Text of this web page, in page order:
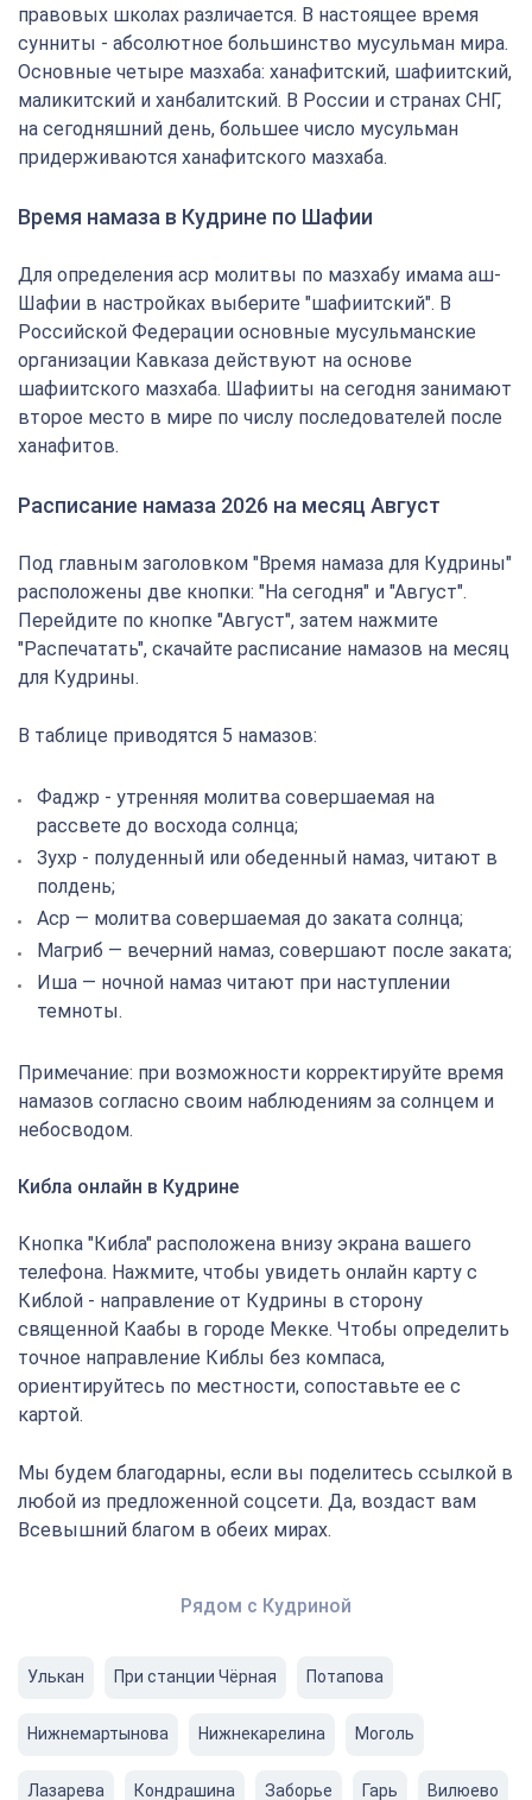
правовых школах различается. В настоящее время
сунниты - абсолютное большинство мусульман мира.
Основные четыре мазхаба: ханафитский, шафиитский,
маликитский и ханбалитский. В России и странах СНГ,
на сегодняшний день, большее число мусульман
придерживаются ханафитского мазхаба.
Время намаза в Кудрине по Шафии
Для определения аср молитвы по мазхабу имама аш-
Шафии в настройках выберите "шафиитский". В
Российской Федерации основные мусульманские
организации Кавказа действуют на основе
шафиитского мазхаба. Шафииты на сегодня занимают
второе место в мире по числу последователей после
ханафитов.
Расписание намаза 2026 на месяц Август
Под главным заголовком "Время намаза для Кудрины"
расположены две кнопки: "На сегодня" и "Август".
Перейдите по кнопке "Август", затем нажмите
"Распечатать", скачайте расписание намазов на месяц
для Кудрины.
В таблице приводятся 5 намазов:
Фаджр - утренняя молитва совершаемая на
рассвете до восхода солнца;
Зухр - полуденный или обеденный намаз, читают в
полдень;
Аср — молитва совершаемая до заката солнца;
Магриб — вечерний намаз, совершают после заката;
Иша — ночной намаз читают при наступлении
темноты.
Примечание: при возможности корректируйте время
намазов согласно своим наблюдениям за солнцем и
небосводом.
Кибла онлайн в Кудрине
Кнопка "Кибла" расположена внизу экрана вашего
телефона. Нажмите, чтобы увидеть онлайн карту с
Киблой - направление от Кудрины в сторону
священной Каабы в городе Мекке. Чтобы определить
точное направление Киблы без компаса,
ориентируйтесь по местности, сопоставьте ее с
картой.
Мы будем благодарны, если вы поделитесь ссылкой в
любой из предложенной соцсети. Да, воздаст вам
Всевышний благом в обеих мирах.
Рядом с Кудриной
Улькан При станции Чёрная Потапова
Нижнемартынова Нижнекарелина Моголь
Лазарева Кондрашина Заборье Гарь Вилюево